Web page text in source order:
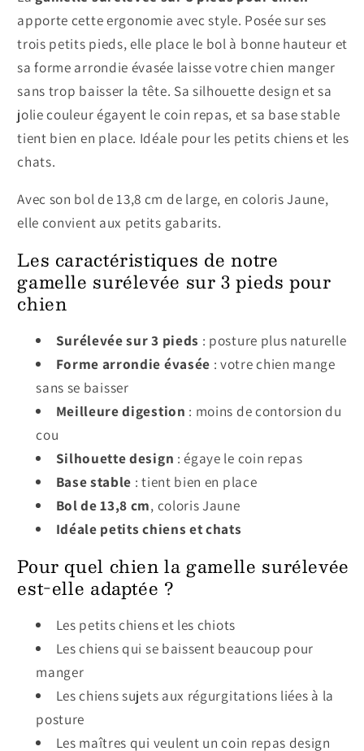
apporte cette ergonomie avec style. Posée sur ses
trois petits pieds, elle place le bol à bonne hauteur et
sa forme arrondie évasée laisse votre chien manger
sans trop baisser la tête. Sa silhouette design et sa
jolie couleur égayent le coin repas, et sa base stable
tient bien en place. Idéale pour les petits chiens et les
chats.
Avec son bol de 13,8 cm de large, en coloris Jaune,
elle convient aux petits gabarits.
Les caractéristiques de notre
gamelle surélevée sur 3 pieds pour
chien
Surélevée sur 3 pieds : posture plus naturelle
Forme arrondie évasée : votre chien mange
sans se baisser
Meilleure digestion : moins de contorsion du
cou
Silhouette design : égaye le coin repas
Base stable : tient bien en place
Bol de 13,8 cm, coloris Jaune
Idéale petits chiens et chats
Pour quel chien la gamelle surélevée
est-elle adaptée ?
Les petits chiens et les chiots
Les chiens qui se baissent beaucoup pour
manger
Les chiens sujets aux régurgitations liées à la
posture
Les maîtres qui veulent un coin repas design